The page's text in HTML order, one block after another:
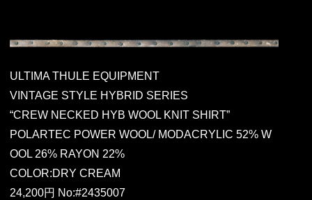
ULTIMA THULE EQUIPMENT
VINTAGE STYLE HYBRID SERIES
“CREW NECKED HYB WOOL KNIT SHIRT”
POLARTEC POWER WOOL/ MODACRYLIC 52% W
OOL 26% RAYON 22%
COLOR:DRY CREAM
24,200円 No:#2435007